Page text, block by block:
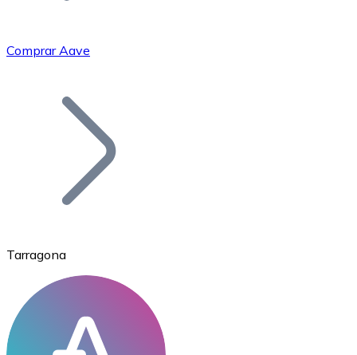
Bitcoin
Ethereum
Comprar Aave
Tarragona